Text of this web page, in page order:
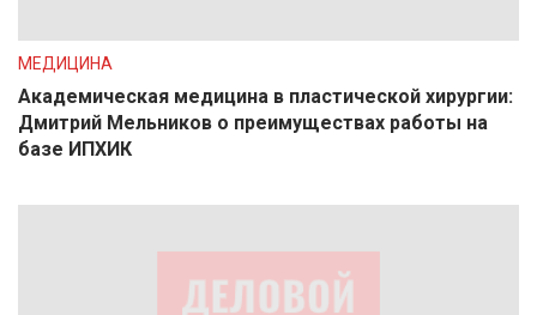
МЕДИЦИНА
Академическая медицина в пластической хирургии:
Дмитрий Мельников о преимуществах работы на
базе ИПХИК